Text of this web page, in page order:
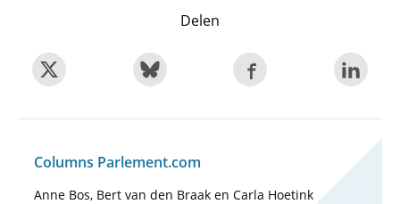
Delen
Columns Parlement.com
Anne Bos, Bert van den Braak en Carla Hoetink